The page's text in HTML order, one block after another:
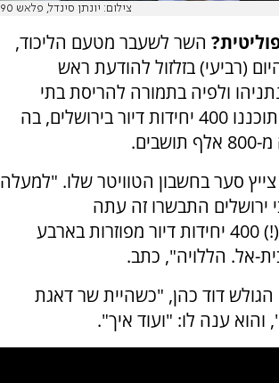
צילום: יונתן סינדל, פלאש 90
השר לשעבר מטעם הליכוד,
(רביעי) בזלזול להודעת ראש
ולפיה בתמורה להריסת בתי
דריינוף בבית אל יתוכננו 400 יחידות דיור בירושלים, בה
סער בחשבון הטוויטר שלו. "למעלה
ירושלים התבשרו זה עתה
ש'יופשרו' לתכנון (!) 400 יחידות דיור מפוזרות בארבע
אל. הללויה", כתב.
דוד כהן, "כשהיית שר דאגת
והוא ענה לו: "ועוד איך".